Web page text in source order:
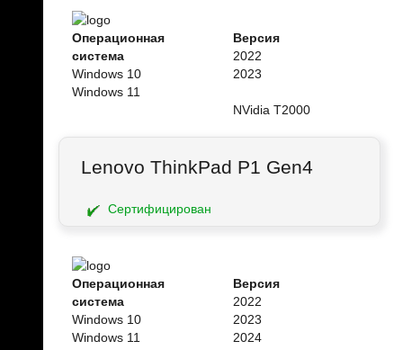
Операционная
система
Windows 10
Windows 11
Версия
2022
2023
NVidia T2000
Lenovo ThinkPad P1 Gen4
Сертифицирован
Операционная
система
Windows 10
Windows 11
Версия
2022
2023
2024